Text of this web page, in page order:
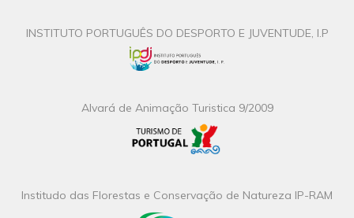
INSTITUTO PORTUGUÊS DO DESPORTO E JUVENTUDE, I.P
Alvará de Animação Turistica 9/2009
Institudo das Florestas e Conservação de Natureza IP-RAM